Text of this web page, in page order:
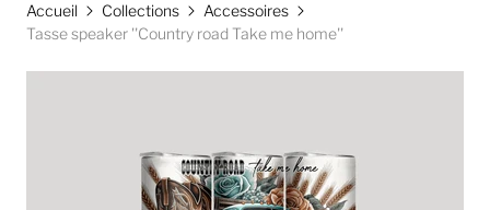
Accueil Collections
Accessoires
Tasse speaker ''Country road Take me home''